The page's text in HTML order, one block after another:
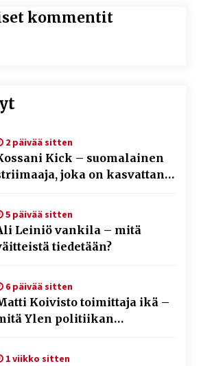
kommentit
2 päivää sitten
Kick – suomalainen
joka on kasvattanut
5 päivää sitten
Leiniö vankila – mitä
tiedetään?
6 päivää sitten
Koivisto toimittaja ikä –
Ylen politiikan
1 viikko sitten